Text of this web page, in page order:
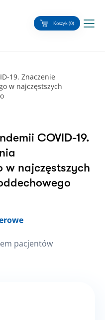
Koszyk (0)
19. Znaczenie
w najczęstszych
COVID-19.
w najczęstszych
pacjentów